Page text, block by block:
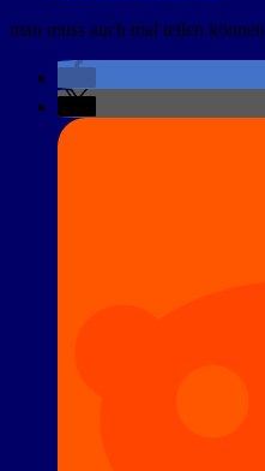
man muss auch mal teilen können